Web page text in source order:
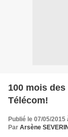
100 mois
Télécom!
Publié le 07/05/2015
Par Arsène